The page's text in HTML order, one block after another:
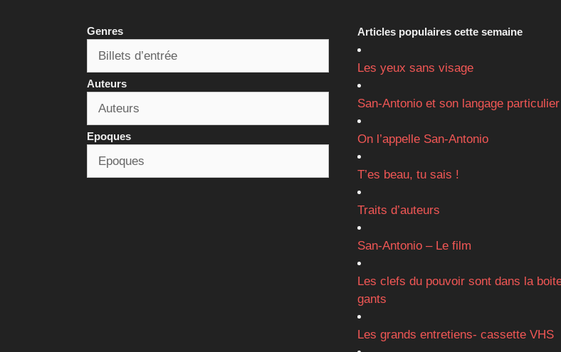
Genres
Auteurs
Epoques
Articles populaires cette semaine
Les yeux sans visage
San-Antonio et son langage particulier
On l’appelle San-Antonio
T’es beau, tu sais !
Traits d’auteurs
San-Antonio – Le film
Les clefs du pouvoir sont dans la
gants
Les grands entretiens- cassette VHS